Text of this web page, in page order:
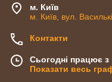
м. Київ
м. Київ, вул.
Контакти
Сьогодні працює з
Показати весь